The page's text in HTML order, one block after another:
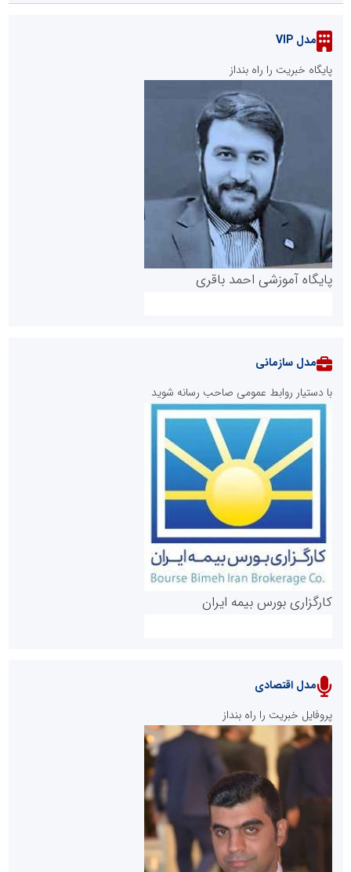
مدل VIP
پایگاه خبریت را راه بنداز
پایگاه آموزشی احمد باقری
روابط عمومی خبرگزاری گزارش خبر
پایگاه خبری نهضت ملی مسکن
مدل سازمانی
با دستیار روابط عمومی صاحب رسانه شوید
کارگزاری بورس بیمه ایران
سازمان بورس و اوراق بهادار
مرجع اخبار موثق در بازارسرمایه
مدل اقتصادی
پروفایل خبریت را راه بنداز